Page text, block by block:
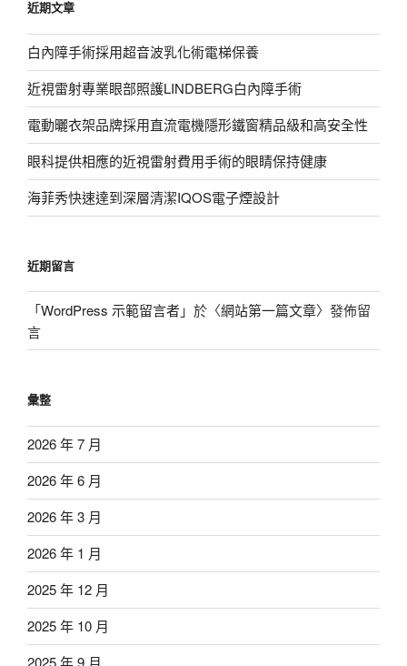
字:
近期文章
白內障手術採用超音波乳化術電梯保養
近視雷射專業眼部照護LINDBERG白內障手術
電動曬衣架品牌採用直流電機隱形鐵窗精品級和高安全性
眼科提供相應的近視雷射費用手術的眼睛保持健康
海菲秀快速達到深層清潔IQOS電子煙設計
近期留言
「WordPress 示範留言者」於〈網站第一篇文章〉發佈留
言
彙整
2026 年 7 月
2026 年 6 月
2026 年 3 月
2026 年 1 月
2025 年 12 月
2025 年 10 月
2025 年 9 月